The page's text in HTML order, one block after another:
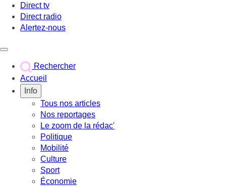
Direct tv
Direct radio
Alertez-nous
Rechercher
Accueil
Info
Tous nos articles
Nos reportages
Le zoom de la rédac'
Politique
Mobilité
Culture
Sport
Économie